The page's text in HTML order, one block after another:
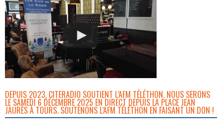
DEPUIS 2023, CITERADIO SOUTIENT L’AFM TÉLÉTHON. NOUS SERONS
LE SAMEDI 6 DÉCEMBRE 2025 EN DIRECT DEPUIS LA PLACE JEAN
JAURÈS À TOURS. SOUTENONS L’AFM TÉLÉTHON EN FAISANT UN DON !